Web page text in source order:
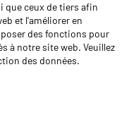
que ceux de tiers afin
et l'améliorer en
des fonctions pour
à notre site web. Veuillez
des données.